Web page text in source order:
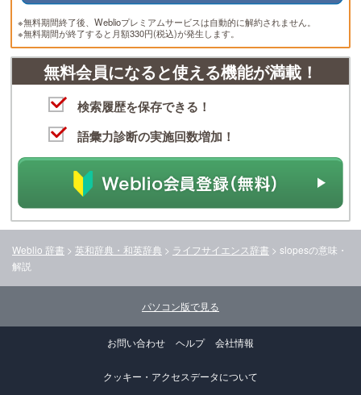
※無料期間終了後、Weblioプレミアムサービスは自動的に解約されません。
※無料期間が終了すると月額330円(税込)が発生します。
無料会員になると使える機能が満載！
検索履歴を保存できる！
語彙力診断の実施回数増加！
Weblio 辞書 > 英和辞典・和英辞典 > ライフサイエンス辞書 > slopesの意味・
解説
パソコン版で見る
お問い合わせ ヘルプ 会社情報
クッキー・アクセスデータについて